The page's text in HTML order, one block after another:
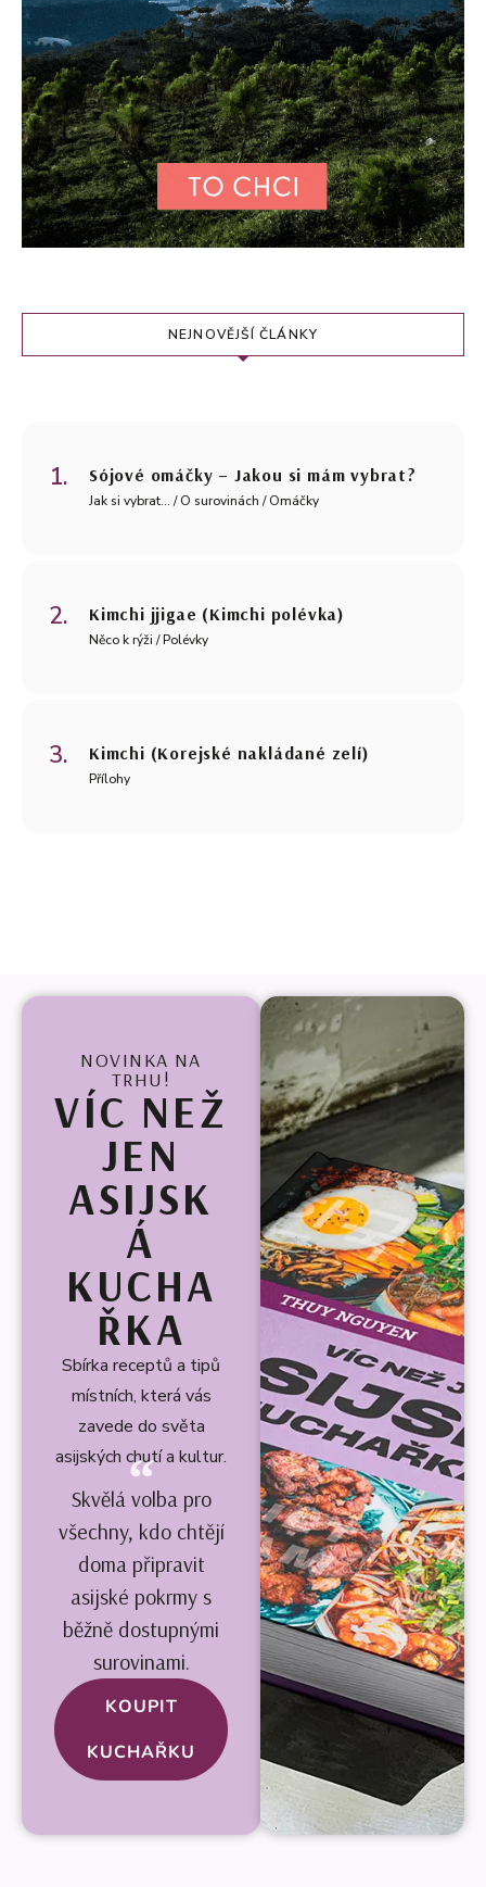
NEJNOVĚJŠÍ ČLÁNKY
Sójové omáčky – Jakou si mám vybrat?
Jak si vybrat... / O surovinách / Omáčky
Kimchi jjigae (Kimchi polévka)
Něco k rýži / Polévky
Kimchi (Korejské nakládané zelí)
Přílohy
NOVINKA NA
TRHU!
VÍC NEŽ
JEN
ASIJSK
Á
KUCHA
ŘKA
Sbírka receptů a tipů
místních, která vás
zavede do světa
asijských chutí a kultur.
Skvělá volba pro
všechny, kdo chtějí
doma připravit
asijské pokrmy s
běžně dostupnými
surovinami.
KOUPIT
KUCHAŘKU